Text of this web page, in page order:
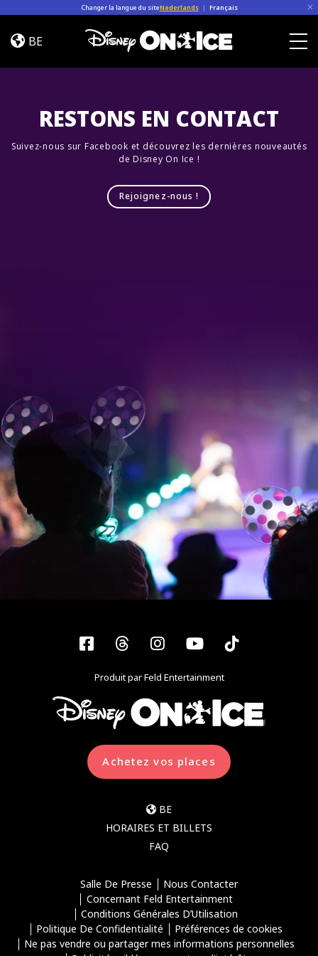
Changer la langue du siteNederlands | Français
Magia
en
Estrellas
BE
RESTONS EN CONTACT
Suivez-nous sur Facebook et découvrez les dernières nouveautés
de Disney On Ice !
Rejoignez-nous !
Facebook
ThreadsInstagram
YouTubeTiktok
Produit par Feld Entertainment
Achetez vos places
BE
HORAIRES ET BILLETS
FAQ
Salle De Presse
Nous Contacter
Concernant Feld Entertainment
Conditions Générales D’Utilisation
Politique De Confidentialité
Préférences de cookies
Ne pas vendre ou partager mes informations personnelles